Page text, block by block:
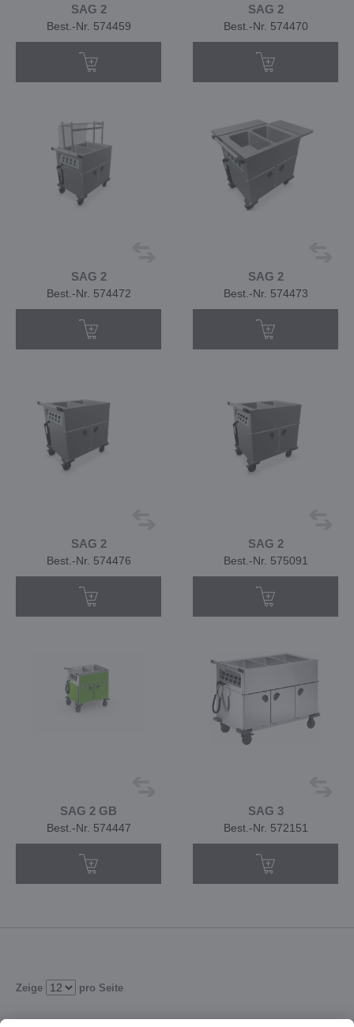
SAG 2
Best.-Nr. 574459
SAG 2
Best.-Nr. 574470
SAG 2
Best.-Nr. 574472
SAG 2
Best.-Nr. 574473
SAG 2
Best.-Nr. 574476
SAG 2
Best.-Nr. 575091
SAG 2 GB
Best.-Nr. 574447
SAG 3
Best.-Nr. 572151
Zeige pro Seite